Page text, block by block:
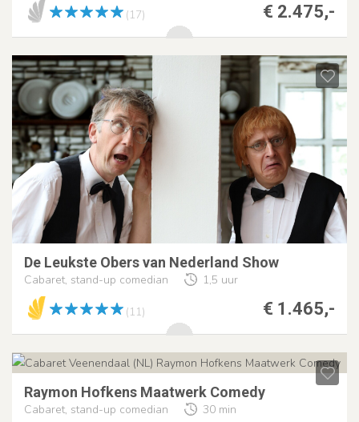
€ 2.475,-
(17)
De Leukste Obers van Nederland Show
Cabaret, stand-up comedian 1,5 uur
€ 1.465,-
(11)
Raymon Hofkens Maatwerk Comedy
Cabaret, stand-up comedian 30 min